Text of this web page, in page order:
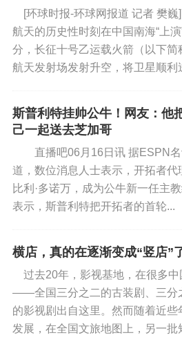
[环球时报-环球网报道 记者 樊巍
航天的历史性时刻在中国南海“上
分，长征十号乙运载火箭（以下简
航天发射场发射升空，将卫星顺利
斯普利特挂帅公牛！网友：他
己一起送去芝加哥
直播吧06月16日讯 据ESPN名
道，数位消息人士表示，开拓者
比利·多诺万，成为公牛新一任
表示，斯普利特把开拓者的首轮...
横店，真的在逐渐变成“竖店”
过去20年，影视基地，在很多中
——全国三分之二的古装剧、三分
的影视剧出自这里。然而随着近
发展，在全国文旅地图上，另一批